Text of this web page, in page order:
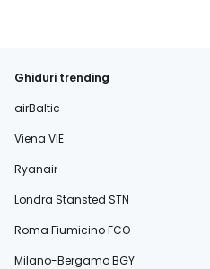
Ghiduri trending
airBaltic
Viena VIE
Ryanair
Londra Stansted STN
Roma Fiumicino FCO
Milano-Bergamo BGY